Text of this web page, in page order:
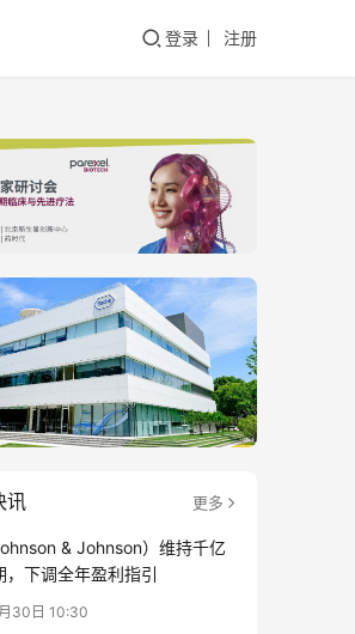
登录 注册
讯 更多
& Johnson）维持千亿
，下调全年盈利指引
30日 10:30